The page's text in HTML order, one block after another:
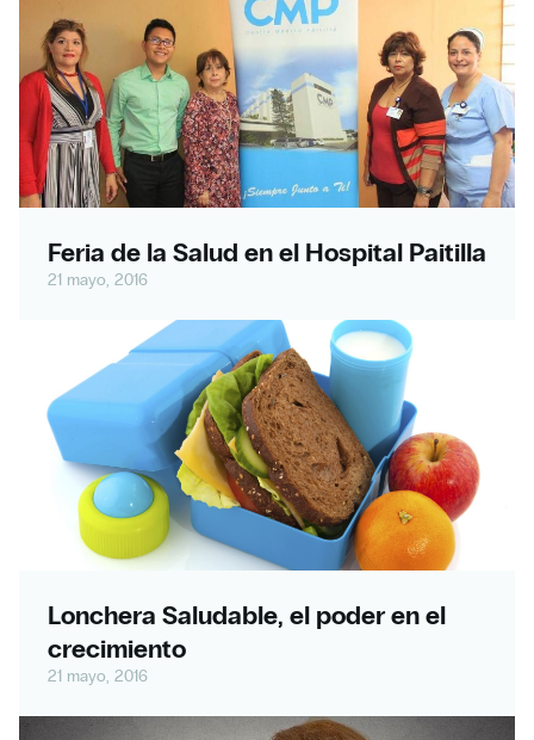
Feria de la Salud en el Hospital Paitilla
21 mayo, 2016
Lonchera Saludable, el poder en el
crecimiento
21 mayo, 2016